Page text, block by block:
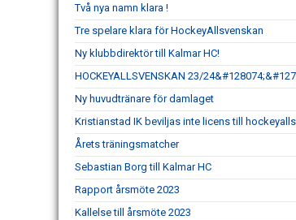
Två nya namn klara !
Tre spelare klara för HockeyAllsvenskan
Ny klubbdirektör till Kalmar HC!
HOCKEYALLSVENSKAN 23/
Ny huvudtränare för damlaget
Kristianstad IK beviljas inte licens till
Årets träningsmatcher
Sebastian Borg till Kalmar HC
Rapport årsmöte 2023
Kallelse till årsmöte 2023